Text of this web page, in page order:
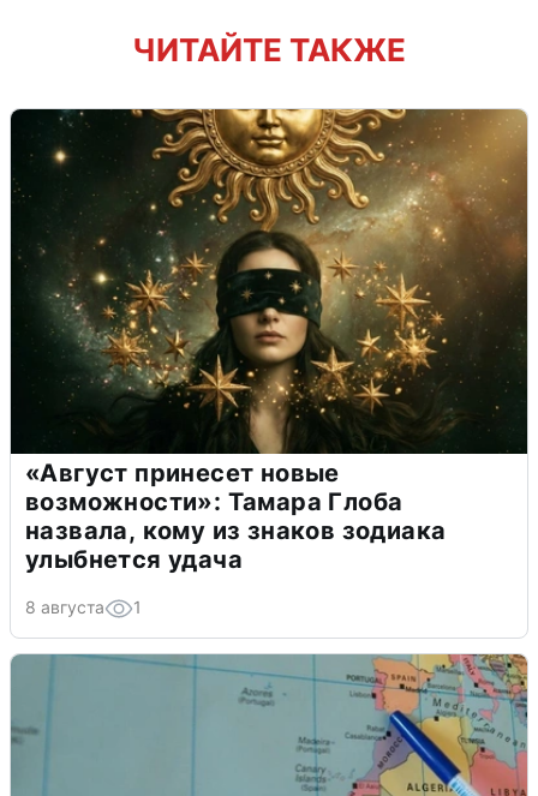
ЧИТАЙТЕ ТАКЖЕ
«Август принесет новые
возможности»: Тамара Глоба
назвала, кому из знаков зодиака
улыбнется удача
8 августа 1